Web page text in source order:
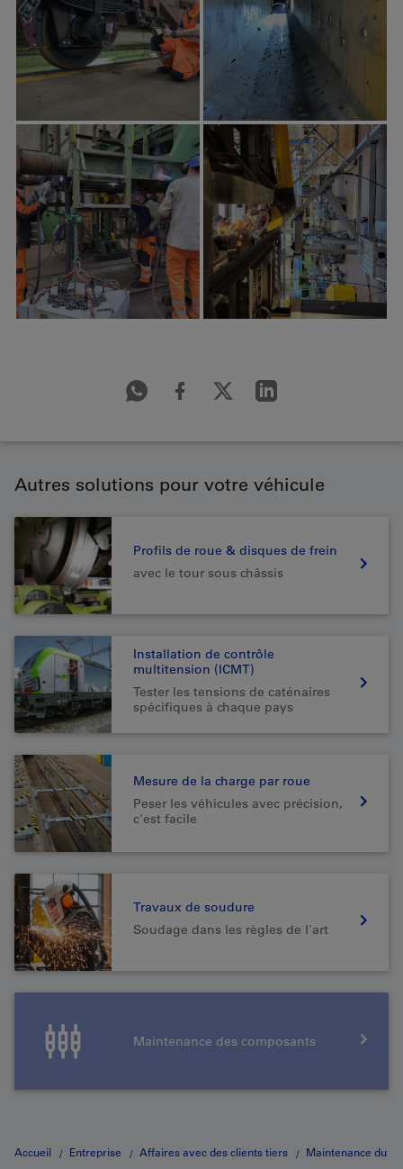
Autres solutions pour votre véhicule
Profils de roue & disques de frein
avec le tour sous châssis
Installation de contrôle
multitension (ICMT)
Tester les tensions de caténaires
spécifiques à chaque pays
Mesure de la charge par roue
Peser les véhicules avec précision,
c'est facile
Travaux de soudure
Soudage dans les règles de l'art
Maintenance des composants
Accueil Entreprise Affaires avec des clients tiers Maintenance du